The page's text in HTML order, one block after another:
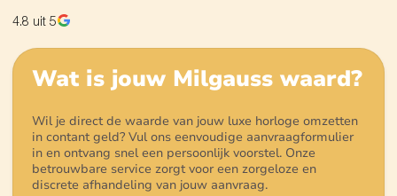
4.8 uit 5
Wat is jouw Milgauss waard?
Wil je direct de waarde van jouw luxe horloge omzetten
in contant geld? Vul ons eenvoudige aanvraagformulier
in en ontvang snel een persoonlijk voorstel. Onze
betrouwbare service zorgt voor een zorgeloze en
discrete afhandeling van jouw aanvraag.